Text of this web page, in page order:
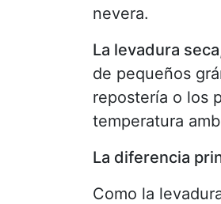
nevera.
La levadura
de pequeños
repostería o los
temperatura
La diferencia
Como la